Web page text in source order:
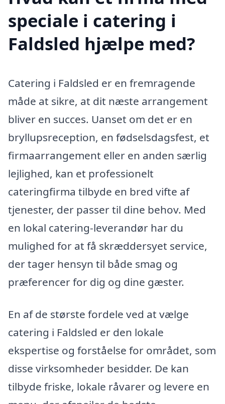
speciale i catering i
Faldsled hjælpe med?
Catering i Faldsled er en fremragende
måde at sikre, at dit næste arrangement
bliver en succes. Uanset om det er en
bryllupsreception, en fødselsdagsfest, et
firmaarrangement eller en anden særlig
lejlighed, kan et professionelt
cateringfirma tilbyde en bred vifte af
tjenester, der passer til dine behov. Med
en lokal catering-leverandør har du
mulighed for at få skræddersyet service,
der tager hensyn til både smag og
præferencer for dig og dine gæster.
En af de største fordele ved at vælge
catering i Faldsled er den lokale
ekspertise og forståelse for området, som
disse virksomheder besidder. De kan
tilbyde friske, lokale råvarer og levere en